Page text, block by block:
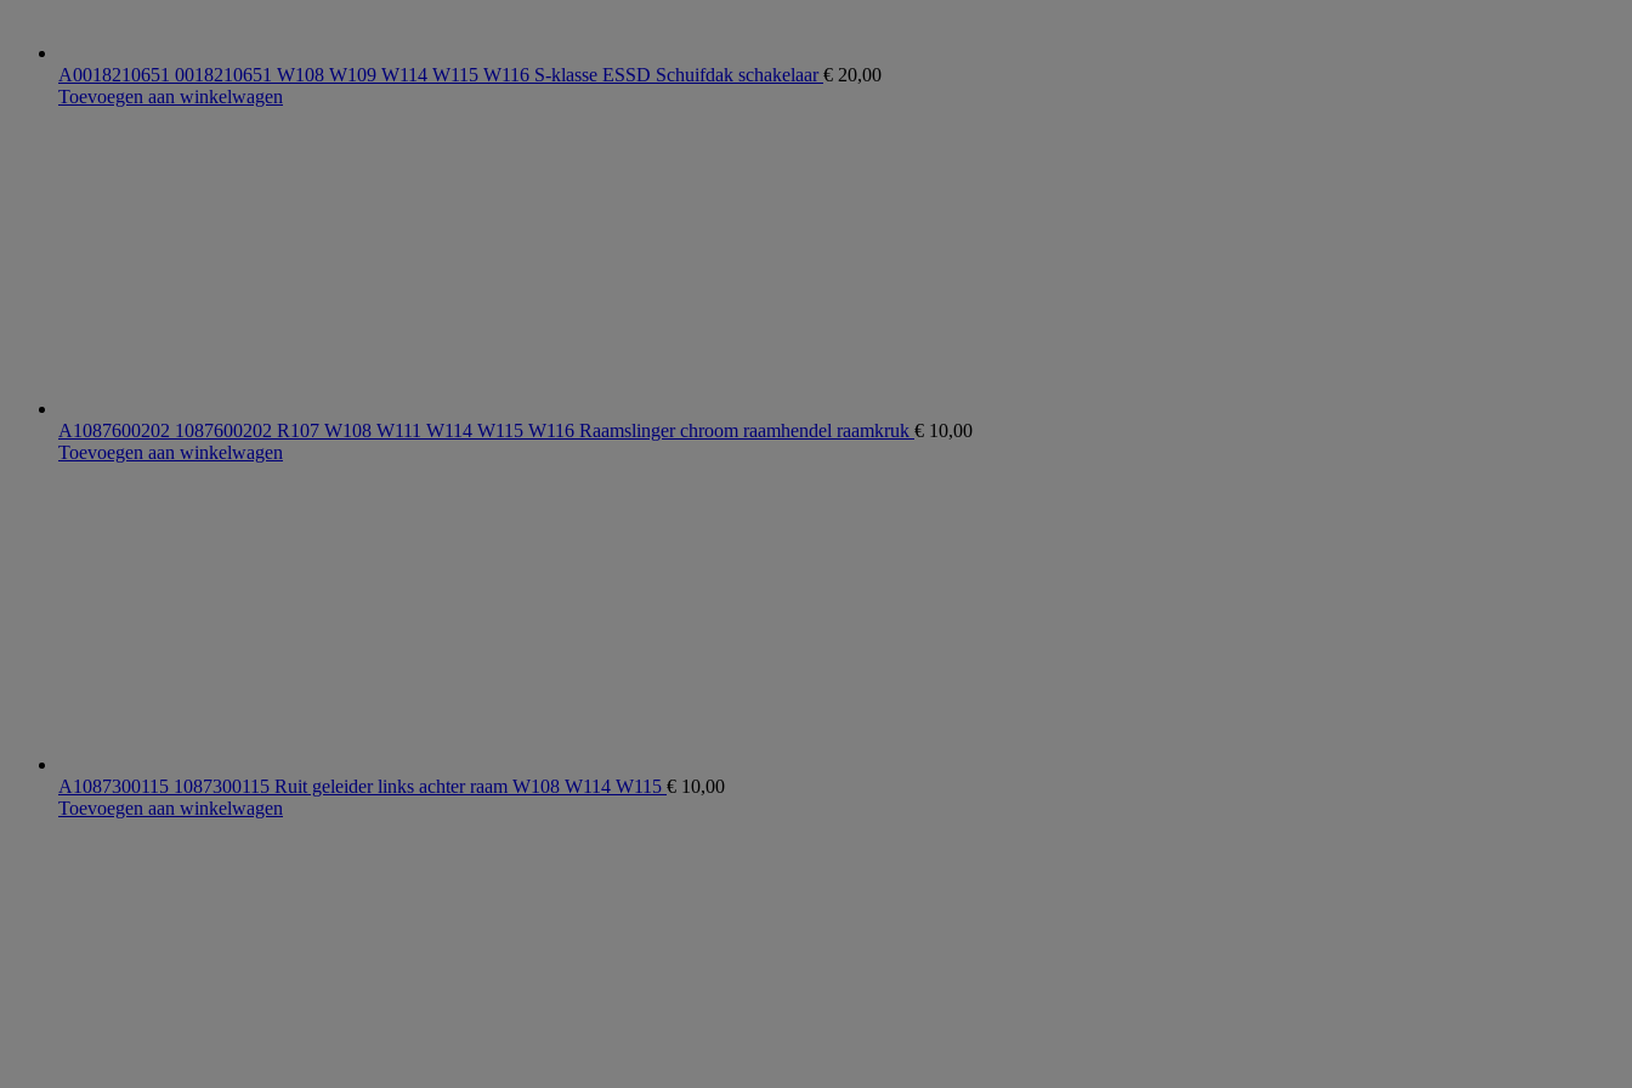
A0018210651 0018210651 W108 W109 W114 W115 W116 S-klasse ESSD Schuifdak schakelaar€ 20,00
Toevoegen aan winkelwagen
A1087600202 1087600202 R107 W108 W111 W114 W115 W116 Raamslinger chroom raamhendel raamkruk € 10,00
Toevoegen aan winkelwagen
A1087300115 1087300115 Ruit geleider links achter raam W108 W114 W115 € 10,00
Toevoegen aan winkelwagen